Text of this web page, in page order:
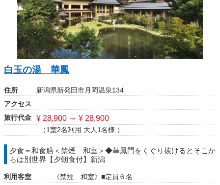
白玉の湯 華鳳
住所
新潟県新発田市月岡温泉134
アクセス
旅行代金
¥ 28,900 ～ ¥ 28,900
（1室2名利用 大人1名様 ）
夕食＝和食膳＜禁煙 和室＞◆華鳳門をくぐり抜けるとそこか
らは別世界【夕朝食付】新潟
利用客室
《禁煙 和室》■定員６名